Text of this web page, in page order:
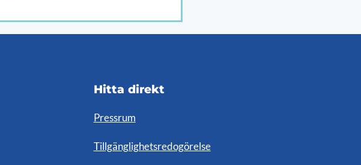
Hitta direkt
Pressrum
Tillgänglighetsredogörelse